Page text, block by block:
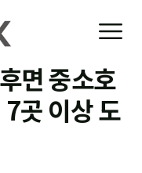
면 중소호
곳 이상 도